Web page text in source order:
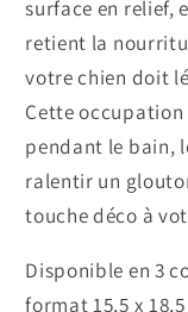
surface en relief,
retient la
votre chien doit
Cette
pendant le bain,
ralentir un
touche déco à
Disponible en 3
format 15,5 x